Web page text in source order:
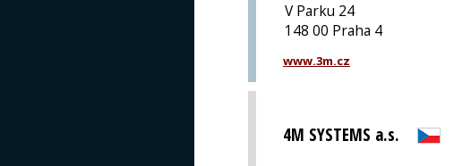
V Parku 24
148 00 Praha 4
www.3m.cz
4M SYSTEMS a.s.